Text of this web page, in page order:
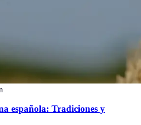
española: Tradiciones y